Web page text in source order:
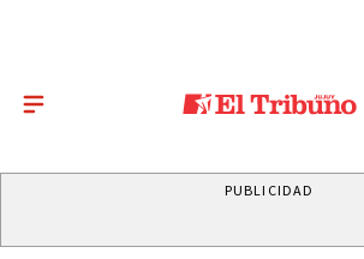
PUBLICIDAD